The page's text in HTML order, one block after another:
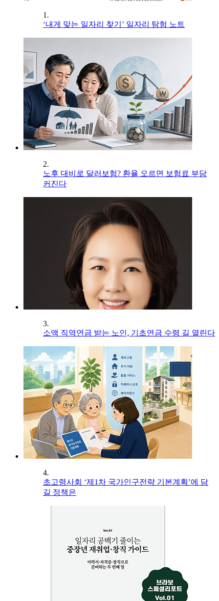
1.
‘내게 맞는 일자리 찾기’ 일자리 탐험 노트
2.
노후 대비로 달러보험? 환율 오르면 보험료 부담
커진다
3.
소액 직역연금 받는 노인, 기초연금 수령 길 열린다
4.
초고령사회 ‘제1차 국가인구전략 기본계획’에 담
길 정책은